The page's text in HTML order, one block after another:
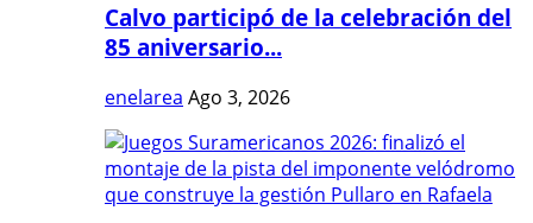
Calvo participó de la celebración del
85 aniversario...
enelarea Ago 3, 2026